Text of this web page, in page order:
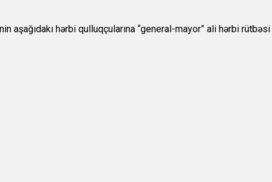
aşağıdakı hərbi qulluqçularına “general-mayor” ali hərbi